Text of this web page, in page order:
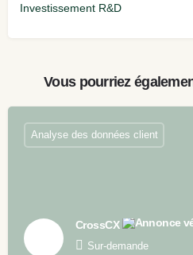
Investissement R&D
Vous pourriez
CrossCX
Sur-demande
Analyse des données client